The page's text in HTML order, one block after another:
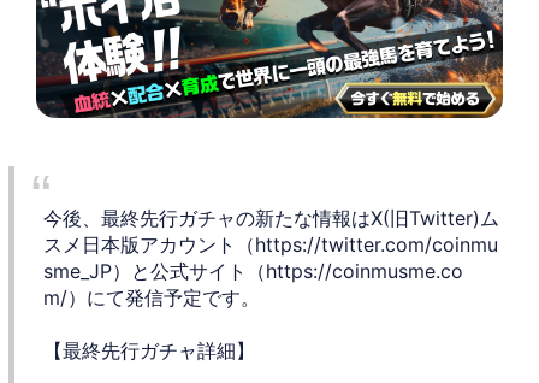
今後、最終先行ガチャの新たな情報はX(旧Twitter)ム
スメ日本版アカウント（https://twitter.com/coinmu
sme_JP）と公式サイト（https://coinmusme.co
m/）にて発信予定です。
【最終先行ガチャ詳細】